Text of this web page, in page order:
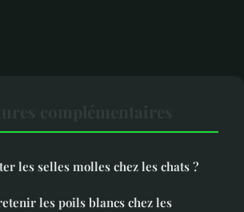
les selles molles chez les chats ?
les poils blancs chez les